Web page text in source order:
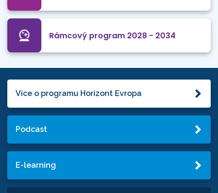
Rámcový program 2028 - 2034
Více o programu Horizont Evropa
Podcast
E-learning